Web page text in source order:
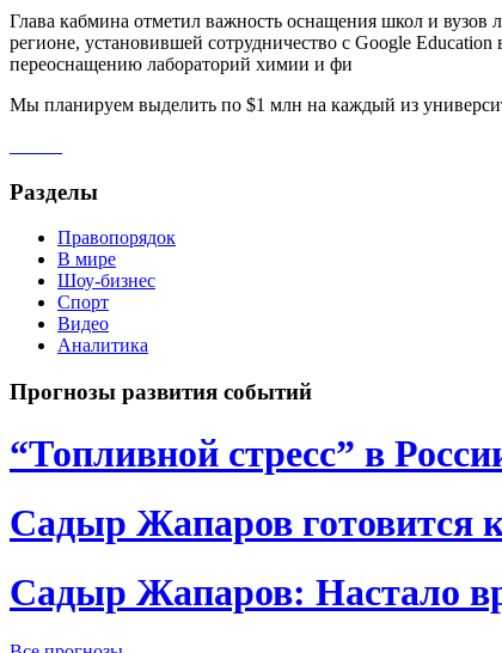
Глава кабмина отметил важность оснащения школ и
регионе, установившей сотрудничество с Google
переоснащению лабораторий химии и фи
Мы планируем выделить по $1 млн на каждый из
Разделы
Правопорядок
В мире
Шоу-бизнес
Спорт
Видео
Аналитика
Прогнозы развития событий
“Топливной стресс” в
Садыр Жапаров
Садыр Жапаров: Настало